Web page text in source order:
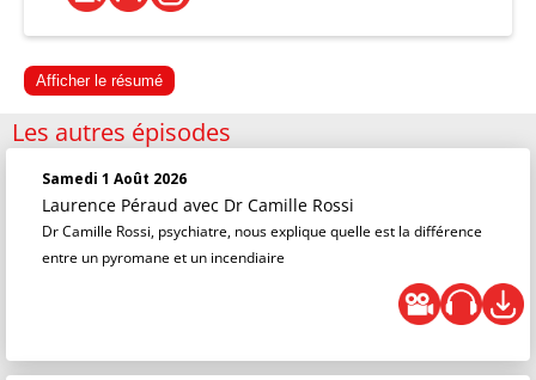
Afficher le résumé
Les autres épisodes
Samedi 1 Août 2026
Laurence Péraud avec Dr Camille Rossi
Dr Camille Rossi, psychiatre, nous explique quelle est la différence
entre un pyromane et un incendiaire